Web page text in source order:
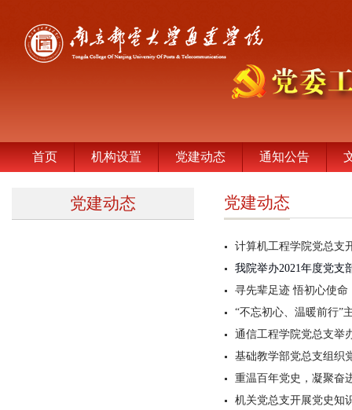
首页 机构设置 党建动态 通知公告
党建动态 党建动态
计算机工程学院党总支
我院举办2021年度党支
寻先辈足迹 悟初心使命
“不忘初心、温暖前行”
通信工程学院党总支举
基础教学部党总支组织
重温百年党史，凝聚奋
机关党总支开展党史知